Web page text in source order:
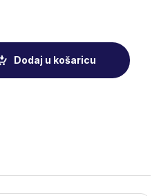
Dodaj u košaricu